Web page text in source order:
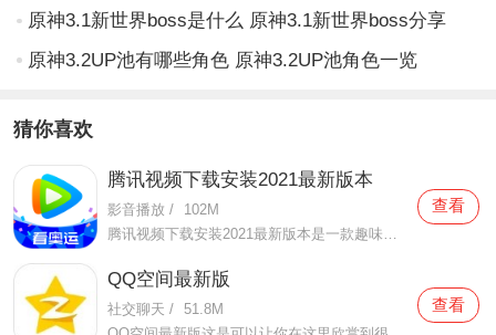
原神3.1新世界boss是什么 原神3.1新世界boss分享
原神3.2UP池有哪些角色 原神3.2UP池角色一览
猜你喜欢
腾讯视频下载安装2021最新版本
影音播放 /
102M
腾讯视频下载安装2021最新版本是一款趣味性非常强的手机视频播放软件。在这款腾讯视频下载安装2021最新版本有很多当下热播的影片资源，在这里面可以看到有很多的精彩的影片，你想要观看的电视剧、电影、综艺、动漫等等统统都汇聚在这里面，影片的内容也都是非常丰富的，用户们
查看
QQ空间最新版
社交聊天 / 51.8M
查看